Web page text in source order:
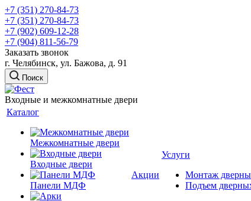
+7 (351) 270-84-73
+7 (351) 270-84-73
+7 (902) 609-12-28
+7 (904) 811-56-79
Заказать звонок
г. Челябинск, ул. Бажова, д. 91
Поиск
Входные и межкомнатные двери
Каталог
Межкомнатные двери
Входные двери
Панели МДФ
Акции
Услуги
Монтаж
Подъем